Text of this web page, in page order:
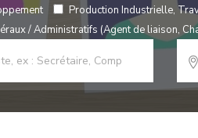
Production Industrielle,
/ Administratifs (Agent de liaison,